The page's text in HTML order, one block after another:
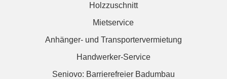
Holzzuschnitt
Mietservice
Anhänger- und Transportervermietung
Handwerker-Service
Seniovo: Barrierefreier Badumbau